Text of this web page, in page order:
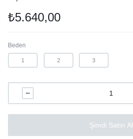
₺5.640,00
Beden
1 2 3
Şimdi Satın Al